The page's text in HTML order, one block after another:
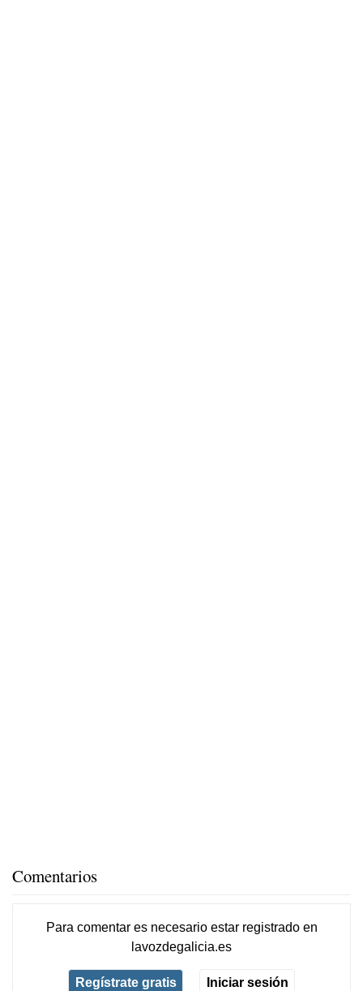
Comentarios
Para comentar es necesario estar registradoen
lavozdegalicia.es
Regístrate gratis Iniciar sesión